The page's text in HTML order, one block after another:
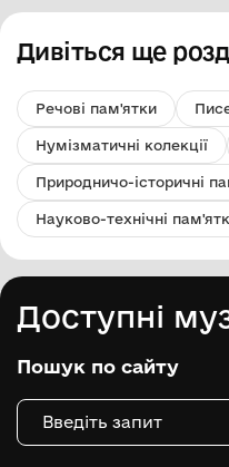
Дивіться ще
Речові пам'ятки
Нумізматичні колекції
Природничо-історичні
Науково-технічні
Доступні
Пошук по сайту